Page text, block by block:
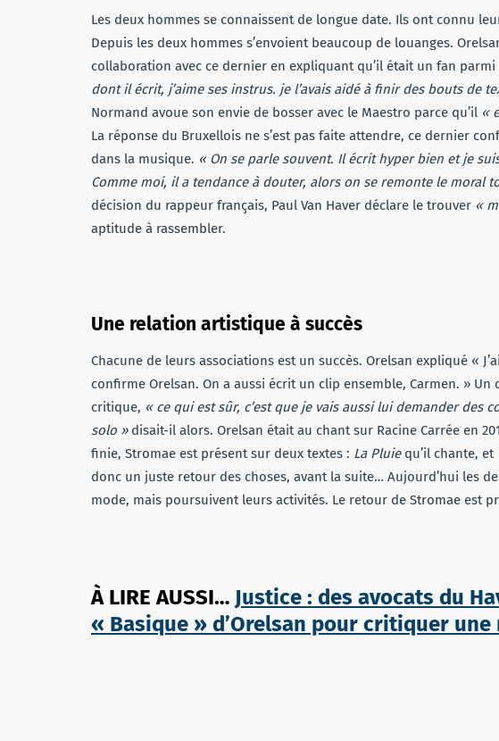
Les deux hommes se connaissent de longue date. Ils ont connu
Depuis les deux hommes s’envoient beaucoup de louanges.
collaboration avec ce dernier en expliquant qu’il était un fan parmi
dont il écrit, j’aime ses instrus. je l’avais aidé à finir des bouts de
Normand avoue son envie de bosser avec le Maestro parce qu’il «
La réponse du Bruxellois ne s’est pas faite attendre, ce dernier
dans la musique. « On se parle souvent. Il écrit hyper bien et je
Comme moi, il a tendance à douter, alors on se remonte le moral
décision du rappeur français, Paul Van Haver déclare le trouver «
aptitude à rassembler.
Une relation artistique à succès
Chacune de leurs associations est un succès. Orelsan expliqué «
confirme Orelsan. On a aussi écrit un clip ensemble, Carmen. »
critique, « ce qui est sûr, c’est que je vais aussi lui demander des
solo »disait-il alors. Orelsan était au chant sur Racine Carrée en
finie, Stromae est présent sur deux textes : La Pluiequ’il chante, et
donc un juste retour des choses, avant la suite… Aujourd’hui les
mode, mais poursuivent leurs activités. Le retour de Stromae est
À LIRE AUSSI… Justice : des avocats du
« Basique » d’Orelsan pour critiquer une